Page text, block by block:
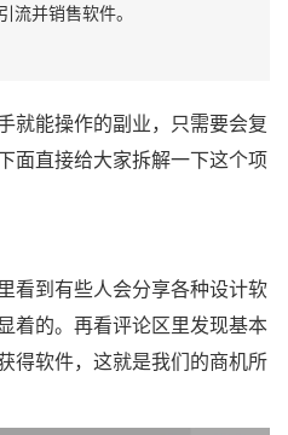
流并销售软件。
能操作的副业，只需要会复
面直接给大家拆解一下这个项
到有些人会分享各种设计软
着的。再看评论区里发现基本
得软件，这就是我们的商机所